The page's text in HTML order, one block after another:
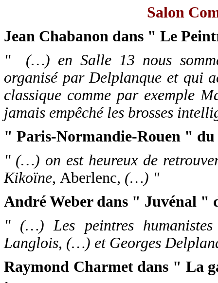
Salon
Jean Chabanon dans " Le
" (…) en Salle 13 nous
organisé par Delplanque et qui
classique comme par exemple
jamais empêché les brosses
" Paris-Normandie-Rouen " du
" (…) on est heureux de
Kikoïne, Aberlenc, (…) "
André Weber dans " Juvénal "
" (…) Les peintres
Langlois, (…) et Georges
Raymond Charmet dans " La